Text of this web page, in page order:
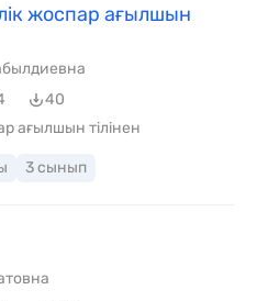
жоспар ағылшын
40
ағылшын тілінен
3 сынып